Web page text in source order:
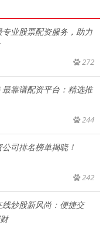
业股票配资服务，助力
272
靠谱配资平台：精选推
244
司排名榜单揭晓！
242
炒股新风尚：便捷交